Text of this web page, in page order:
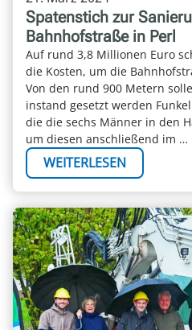
Spatenstich zur
Bahnhofstraße in Perl
Auf rund 3,8 Millionen Euro
die Kosten, um die
Von den rund 900 Metern
instand gesetzt werden
die die sechs Männer in den
um diesen anschließend im …
WEITERLESEN